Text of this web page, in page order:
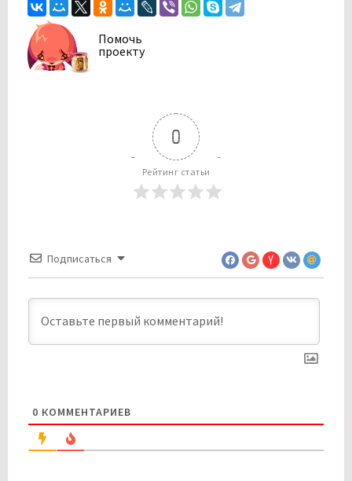
Помочь
проекту
0
Рейтинг статьи
Подписаться
0 КОММЕНТАРИЕВ